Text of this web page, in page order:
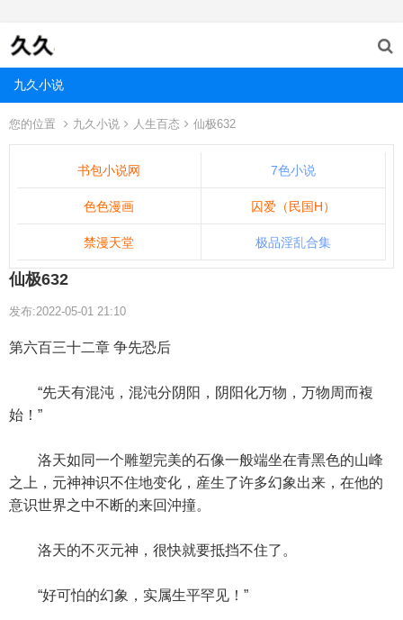
九久小说
您的位置 九久小说 人生百态 仙极632
书包小说网 7色小说
色色漫画 囚爱（民国H）
禁漫天堂 极品淫乱合集
仙极632
发布:2022-05-01 21:10
第六百三十二章 争先恐后
“先天有混沌，混沌分阴阳，阴阳化万物，万物周而複
始！”
洛天如同一个雕塑完美的石像一般端坐在青黑色的山峰
之上，元神神识不住地变化，産生了许多幻象出来，在他的
意识世界之中不断的来回沖撞。
洛天的不灭元神，很快就要抵挡不住了。
“好可怕的幻象，实属生平罕见！”